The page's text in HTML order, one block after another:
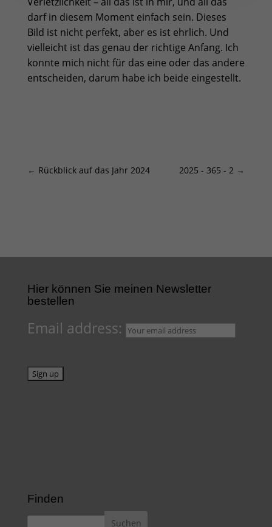
darf in diesem Moment einfach sein. Dieses
Bild ist nicht perfekt, aber es ist ehrlich. Und
vielleicht ist das genau der richtige Anfang. Ich
konnte mich nicht für das eine oder das andere
entscheiden, darum habe ich beide eingestellt.
← Rückblick auf das Jahr 2024 2025 - 365 - 2 →
Hier können Sie meinen Newsletter
bestellen
Email address:
Finden